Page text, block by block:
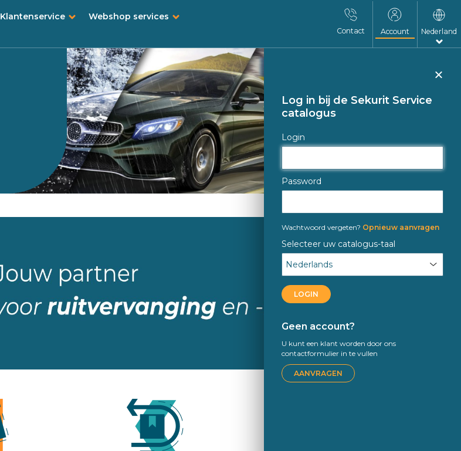
Klantenservice
Webshop services
Contact Account Nederland
Log in bij de Sekurit Service
catalogus
Login
Password
Wachtwoord vergeten? Opnieuw aanvragen
Selecteer uw catalogus-taal
LOGIN
Geen account?
U kunt een klant worden door ons
contactformulier in te vullen
AANVRAGEN